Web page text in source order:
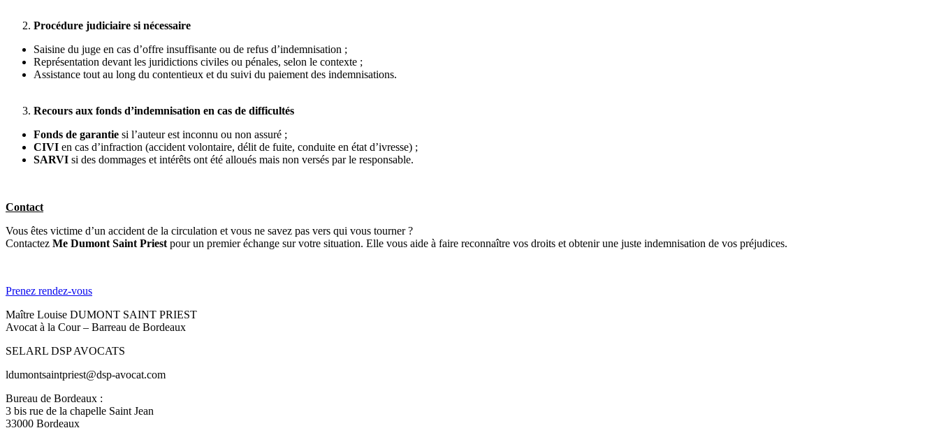
Procédure judiciaire si nécessaire
Saisine du juge en cas d’offre insuffisante ou de refus d’indemnisation ;
Représentation devant les juridictions civiles ou pénales, selon le contexte ;
Assistance tout au long du contentieux et du suivi du paiement des indemnisations.
Recours aux fonds d’indemnisation en cas de difficultés
Fonds de garantie si l’auteur est inconnu ou non assuré ;
CIVI en cas d’infraction (accident volontaire, délit de fuite, conduite en état d’ivresse) ;
SARVI si des dommages et intérêts ont été alloués mais non versés par le responsable.
Contact
Vous êtes victime d’un accident de la circulation et vous ne savez pas vers qui vous tourner ?
Contactez Me Dumont Saint Priest pour un premier échange sur votre situation. Elle vous aide à faire reconnaître vos droits et obtenir une juste indemnisation de vos préjudices.
Prenez rendez-vous
Maître Louise DUMONT SAINT PRIEST
Avocat à la Cour – Barreau de Bordeaux
SELARL DSP AVOCATS
ldumontsaintpriest@dsp-avocat.com
Bureau de Bordeaux :
3 bis rue de la chapelle Saint Jean
33000 Bordeaux